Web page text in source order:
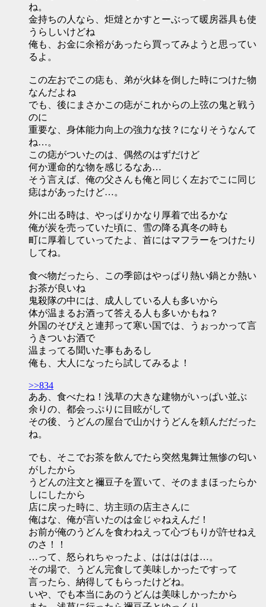
ね。
金持ちの人なら、炬燵とかすとーぶって暖房器具も使
うらしいけどね
俺も、お金に余裕があったら買ってみようと思ってい
るよ。
この左おでこの痣も、弟が火鉢を倒した時につけた物
なんだよね
でも、後にまさかこの痣がこれからの上弦の鬼と戦う
のに
重要な、身体能力向上の強力な技？になりそうなんて
ね…。
この痣がついたのは、偶然のはずだけど
何か運命的な物を感じるなあ…
そう言えば、俺の父さんも俺と同じく左おでこに同じ
痣はがあったけど…。
外に出る時は、やっぱりかなり厚着で出るかな
俺が炭を売っていた頃に、雪の降る真冬の時も
町に厚着していってたよ、首にはマフラーをつけたり
してね。
食べ物だったら、この季節はやっぱり熱い鍋とか熱い
お茶が良いね
鬼殺隊の中には、成人している人も多いから
体が温まるお酒って答える人も多いかもね？
外国のそびえと連邦って寒い国では、うぉっかって言
うきついお酒で
温まってる聞いた事もあるし
俺も、大人になったら試してみるよ！
>>834
ああ、食べたね！浅草の大きな建物がいっぱい並ぶ
余りの、都会っぷりに目眩がして
その後、うどんの屋台で山かけうどんを頼んだだった
ね。
でも、そこでお茶を飲んでたら突然鬼舞辻無惨の匂い
がしたから
うどんの注文と禰豆子を置いて、そのままほったらか
しにしたから
店に戻った時に、坊主頭の店主さんに
俺はな、俺が言いたのは金じゃねえんだ！
お前が俺のうどんを食わねえって心づもりが許せねえ
のさ！！
…って、怒られちゃったよ、ははははは…。
その場で、うどん完食して美味しかったですって
言ったら、納得してもらったけどね。
いや、でも本当にあのうどんは美味しかったから